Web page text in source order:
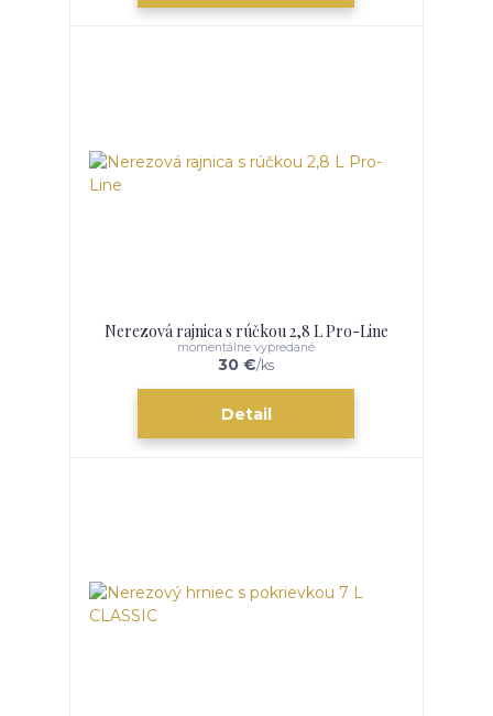
Nerezová rajnica s rúčkou 2,8 L Pro-Line
30 €/ks
momentálne vypredané
Detail